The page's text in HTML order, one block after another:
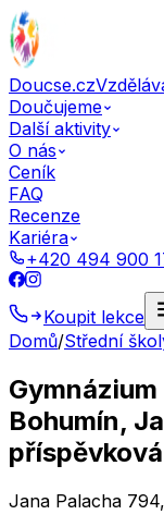
Doucse.cz
Doučujeme
Další aktivity
O nás
Ceník
FAQ
Recenze
Kariéra
+420 494 900
Koupit lekce
Domů/Střední
Bohumín,
Jana Palacha